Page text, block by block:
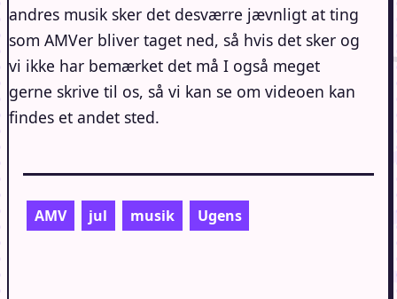
andres musik sker det desværre jævnligt at ting
som AMVer bliver taget ned, så hvis det sker og
vi ikke har bemærket det må I også meget
gerne skrive til os, så vi kan se om videoen kan
findes et andet sted.
AMV jul musik Ugens